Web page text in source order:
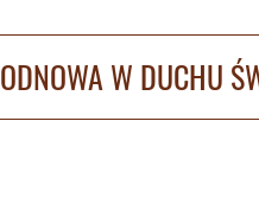
ODNOWA W DUCHU